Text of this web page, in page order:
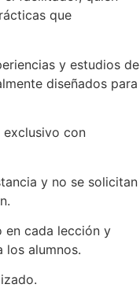
que
y estudios de
diseñados para
con
y no se solicitan
en cada lección y
los alumnos.